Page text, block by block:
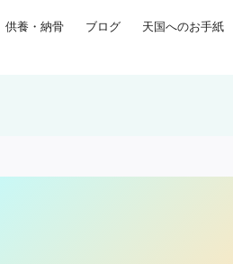
供養・納骨 ブログ 天国へのお手紙